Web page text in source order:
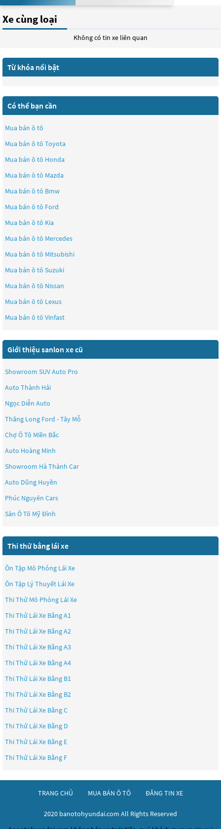
Xe cùng loại
Không có tin xe liên quan
Từ khóa nổi bật
Có thể bạn cần
Mua bán ô tô
Mua bán ô tô Toyota
Mua bán ô tô Honda
Mua bán ô tô Mazda
Mua bán ô tô Bmw
Mua bán ô tô Ford
Mua bán ô tô Kia
Mua bán ô tô Mercedes
Mua bán ô tô Mitsubishi
Mua bán ô tô Suzuki
Mua bán ô tô Nissan
Mua bán ô tô Lexus
Mua bán ô tô Vinfast
Giới thiệu sanlon xe cũ
Showroom SUV Auto Pro
Auto Thành Hải
Ngọc Diễn Auto
Thăng Long Ford - Tây Mỗ
Chợ Ô Tô Miền Bắc
Auto Hoàng Minh
Showroom Hà Thành Car
Auto Dũng Huyền
Phúc Nguyên Cars
Sàn Ô Tô Mỹ Đình
Thi thử bằng lái xe
Ôn Tập Mô Phỏng Lái Xe
Ôn Tập Lý Thuyết Lái Xe
Thi Thử Mô Phỏng Lái Xe
Thi Thử Lái Xe Bằng A1
Thi Thử Lái Xe Bằng A2
Thi Thử Lái Xe Bằng A3
Thi Thử Lái Xe Bằng A4
Thi Thử Lái Xe Bằng B1
Thi Thử Lái Xe Bằng B2
Thi Thử Lái Xe Bằng C
Thi Thử Lái Xe Bằng D
Thi Thử Lái Xe Bằng E
Thi Thử Lái Xe Bằng F
TRANG CHỦ MUA BÁN Ô TÔ ĐĂNG TIN XE
2020 banotohyundai.com All Rights Reserved